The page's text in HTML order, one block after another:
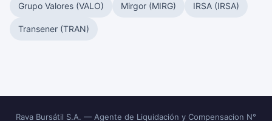
Grupo Valores (VALO) Mirgor (MIRG) IRSA (IRSA)
Transener (TRAN)
Rava Bursátil S.A. — Agente de Liquidación y Compensacion N°